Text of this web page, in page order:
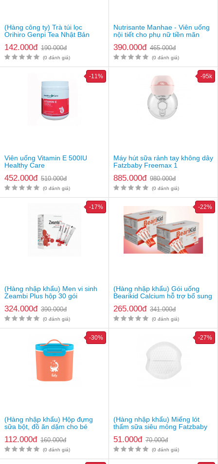
(Hàng công ty) Trà túi lọc
Orihiro Genpi Tea Nhật Bản
142.000đ 190.000đ
(0 đánh giá)
Nutrisante Manhae - Viên uống
nội tiết cho phụ nữ tiền mãn
390.000đ 465.000đ
(0 đánh giá)
Viên uống Vitamin E 500IU
Healthy Care
452.000đ 510.000đ
-11%
(0 đánh giá)
Máy hút sữa rảnh tay không dây
Fatzbaby Freemax 1
885.000đ 980.000đ
-95k
(0 đánh giá)
(Hàng nhập khẩu) Men vi sinh
Zeambi Plus hộp 30 gói
324.000đ 390.000đ
-17%
(0 đánh giá)
(Hàng nhập khẩu) Gói uống
Bearikid Calcium hỗ trợ bổ sung
265.000đ 341.000đ
-22%
(0 đánh giá)
(Hàng nhập khẩu) Hộp đựng
sữa bột, đồ ăn dặm cho bé
112.000đ 160.000đ
-30%
(0 đánh giá)
(Hàng nhập khẩu) Miếng lót
thấm sữa siêu mỏng Fatzbaby
51.000đ 70.000đ
-27%
(0 đánh giá)